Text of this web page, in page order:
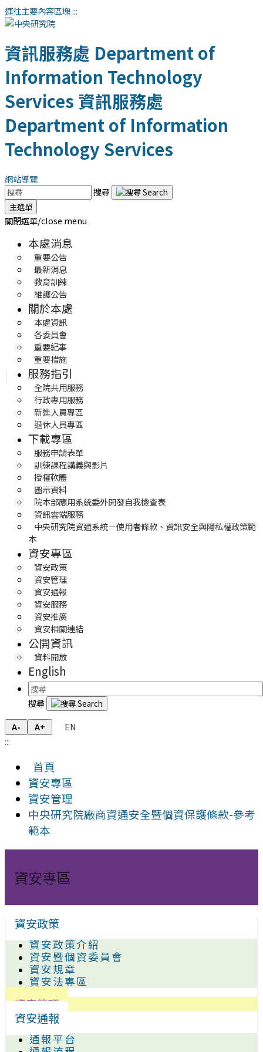
連往主要內容區塊:::
資訊服務處 Department of
Information Technology
Services 資訊服務處
Department of Information
Technology Services
網站導覽
搜尋
主選單
關閉選單/close menu
本處消息
重要公告
最新消息
教育訓練
維護公告
關於本處
本處資訊
各委員會
重要紀事
重要措施
服務指引
全院共用服務
行政專用服務
新進人員專區
退休人員專區
下載專區
服務申請表單
訓練課程講義與影片
授權軟體
圖示資料
院本部應用系統委外開發自我檢查表
資訊雲端服務
中央研究院資通系統－使用者條款、資訊安全與隱私權政策範
本
資安專區
資安政策
資安管理
資安通報
資安服務
資安推廣
資安相關連結
公開資訊
資料開放
English
搜尋
A- A+
EN
:::
首頁
資安專區
資安管理
中央研究院廠商資通安全暨個資保護條款-參考
範本
資安專區
資安政策
資安政策介紹
資安暨個資委員會
資安規章
資安法專區
資安管理
資安通報
通報平台